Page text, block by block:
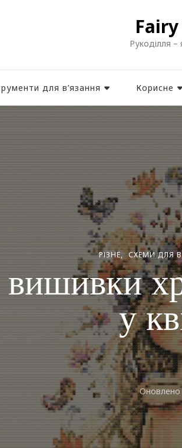
Рукоділля –
для в’язання Корисне
РІЗНЕ СХЕМИ ДЛЯ
у